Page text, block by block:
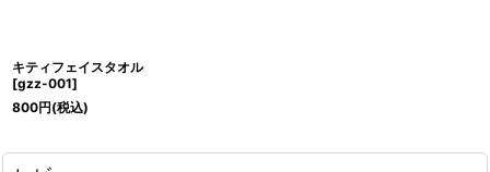
キティフェイスタオル
[gzz-001]
800円(税込)